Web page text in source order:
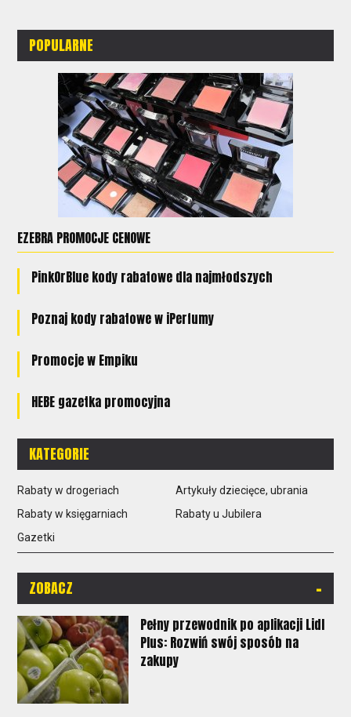
POPULARNE
EZEBRA PROMOCJE CENOWE
PinkOrBlue kody rabatowe dla najmłodszych
Poznaj kody rabatowe w iPerfumy
Promocje w Empiku
HEBE gazetka promocyjna
KATEGORIE
Rabaty w drogeriach
Artykuły dziecięce, ubrania
Rabaty w księgarniach
Rabaty u Jubilera
Gazetki
ZOBACZ -
Pełny przewodnik po aplikacji Lidl
Plus: Rozwiń swój sposób na
zakupy